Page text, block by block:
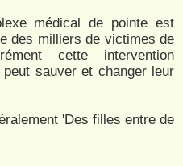
médical de pointe est
des milliers de victimes de
cette intervention
sauver et changer leur
'Des filles entre de